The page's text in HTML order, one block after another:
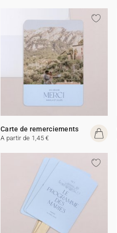
Carte de remerciements
A partir de 1,45 €